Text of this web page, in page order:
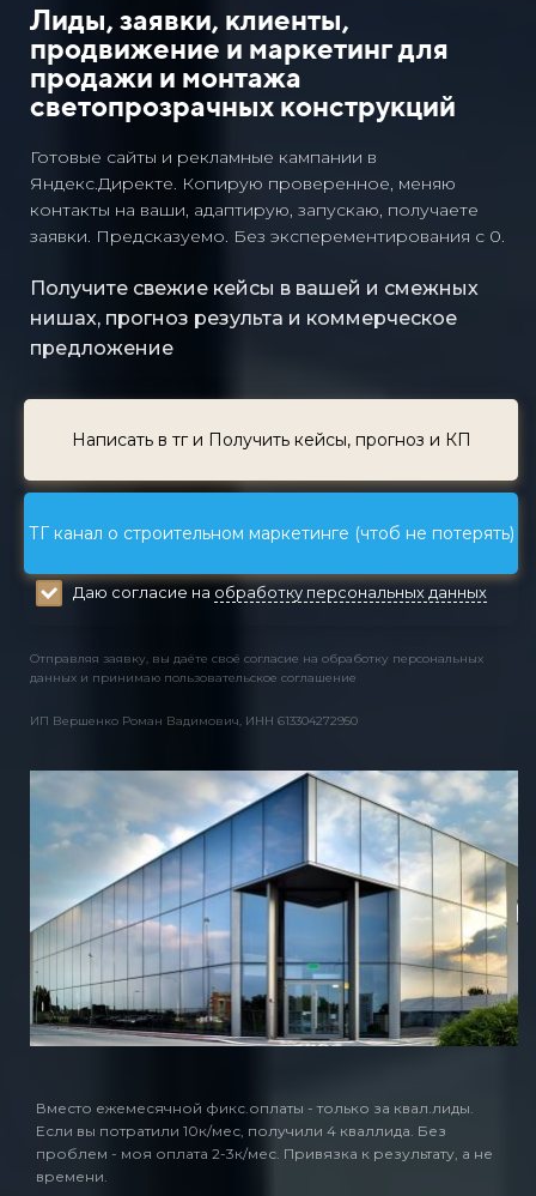
Лиды, заявки, клиенты,
продвижение и маркетинг для
продажи и монтажа
светопрозрачных конструкций
Готовые сайты и рекламные кампании в
Яндекс.Директе. Копирую проверенное, меняю
контакты на ваши, адаптирую, запускаю, получаете
заявки. Предсказуемо. Без эксперементирования с 0.
Получите свежие кейсы в вашей и смежных
нишах, прогноз результа и коммерческое
предложение
Написать в тг и Получить кейсы, прогноз и КП
ТГ канал о строительном маркетинге (чтоб не потерять)
Даю согласие на обработку персональных данных
Отправляя заявку, вы даёте своё согласие на обработку персональных
данных и принимаю пользовательское соглашение
ИП Вершенко Роман Вадимович, ИНН 613304272950
Вместо ежемесячной фикс.оплаты - только за квал.лиды.
Если вы потратили 10к/мес, получили 4 кваллида. Без
проблем - моя оплата 2-3к/мес. Привязка к результату, а не
времени.